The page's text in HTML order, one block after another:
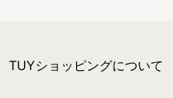
TUYショッピングについて